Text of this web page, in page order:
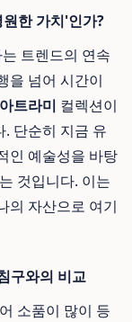
한 가치'인가?
트렌드의 연속
을 넘어 시간이
아트라미 컬렉션이
단순히 지금 유
인 예술성을 바탕
것입니다. 이는
의 자산으로 여기
구와의 비교
소품이 많이 등